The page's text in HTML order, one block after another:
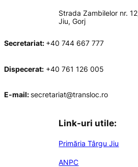
Strada Zambilelor nr.
Jiu, Gorj
Secretariat: +40 744 667 777
Dispecerat: +40 761 126 005
E-mail: secretariat@transloc.ro
Link-uri utile:
Primăria Târgu Jiu
ANPC